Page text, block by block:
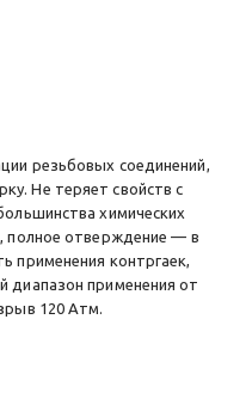
резьбовых соединений,
Не теряет свойств с
химических
полное отверждение — в
применения контргаек,
диапазон применения от
120 Атм.